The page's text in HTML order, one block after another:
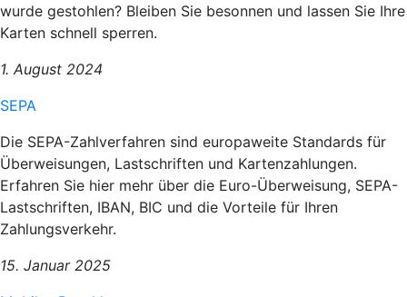
wurde gestohlen? Bleiben Sie besonnen und lassen Sie Ihre
Karten schnell sperren.
1. August 2024
SEPA
Die SEPA-Zahlverfahren sind europaweite Standards für
Überweisungen, Lastschriften und Kartenzahlungen.
Erfahren Sie hier mehr über die Euro-Überweisung, SEPA-
Lastschriften, IBAN, BIC und die Vorteile für Ihren
Zahlungsverkehr.
15. Januar 2025